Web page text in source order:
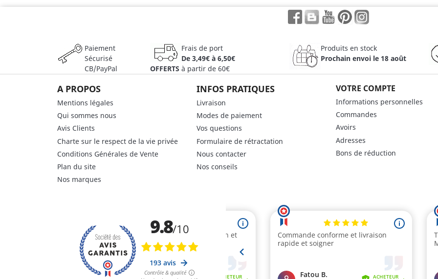
Facebook
Rss YouTubePinterest
Paiement
Sécurisé
CB/PayPal
Frais de port
De 3,49€ à 6,50€
OFFERTS à partir de 60€
Produits en stock
Prochain envoi le 18 août
A PROPOS
Mentions légales
Qui sommes nous
Avis Clients
Charte sur le respect de la vie privée
Conditions Générales de Vente
Plan du site
Nos marques
INFOS PRATIQUES
Livraison
Modes de paiement
Vos questions
Formulaire de rétractation
Nous contacter
Nos conseils
VOTRE COMPTE
Informations personnelles
Commandes
Avoirs
Adresses
Bons de réduction